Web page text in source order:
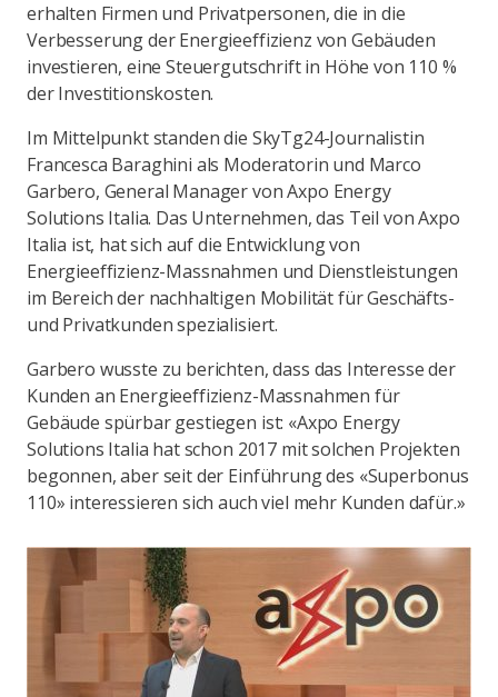
erhalten Firmen und Privatpersonen, die in die
Verbesserung der Energieeffizienz von Gebäuden
investieren, eine Steuergutschrift in Höhe von 110 %
der Investitionskosten.
Im Mittelpunkt standen die SkyTg24-Journalistin
Francesca Baraghini als Moderatorin und Marco
Garbero, General Manager von Axpo Energy
Solutions Italia. Das Unternehmen, das Teil von Axpo
Italia ist, hat sich auf die Entwicklung von
Energieeffizienz-Massnahmen und Dienstleistungen
im Bereich der nachhaltigen Mobilität für Geschäfts-
und Privatkunden spezialisiert.
Garbero wusste zu berichten, dass das Interesse der
Kunden an Energieeffizienz-Massnahmen für
Gebäude spürbar gestiegen ist: «Axpo Energy
Solutions Italia hat schon 2017 mit solchen Projekten
begonnen, aber seit der Einführung des «Superbonus
110» interessieren sich auch viel mehr Kunden dafür.»